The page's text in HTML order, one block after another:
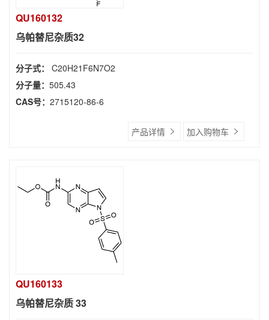
QU160132
乌帕替尼杂质32
分子式： C20H21F6N7O2
分子量： 505.43
CAS号： 2715120-86-6
产品详情 加入购物车
QU160133
乌帕替尼杂质 33